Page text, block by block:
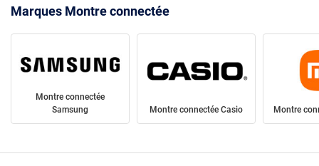
Marques Montre connectée
Montre connectée
Samsung
Montre connectée Casio Montre